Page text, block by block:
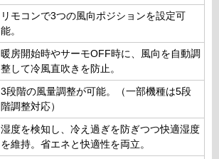
リモコンで3つの風向ポジションを設定可
能。
暖房開始時やサーモOFF時に、風向を自動調
整して冷風直吹きを防止。
3段階の風量調整が可能。（一部機種は5段
階調整対応）
湿度を検知し、冷え過ぎを防ぎつつ快適湿度
を維持。省エネと快適性を両立。